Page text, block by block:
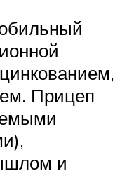
Прицеп
и